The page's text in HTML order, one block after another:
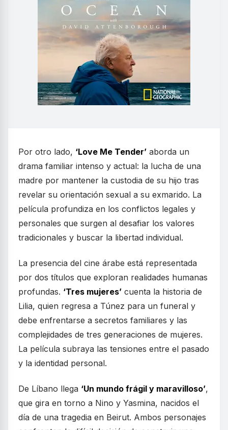
Por otro lado, ‘Love Me Tender’ aborda un
drama familiar intenso y actual: la lucha de una
madre por mantener la custodia de su hijo tras
revelar su orientación sexual a su exmarido. La
película profundiza en los conflictos legales y
personales que surgen al desafiar los valores
tradicionales y buscar la libertad individual.
La presencia del cine árabe está representada
por dos títulos que exploran realidades humanas
profundas. ‘Tres mujeres’ cuenta la historia de
Lilia, quien regresa a Túnez para un funeral y
debe enfrentarse a secretos familiares y las
complejidades de tres generaciones de mujeres.
La película subraya las tensiones entre el pasado
y la identidad personal.
De Líbano llega ‘Un mundo frágil y maravilloso’,
que gira en torno a Nino y Yasmina, nacidos el
día de una tragedia en Beirut. Ambos personajes